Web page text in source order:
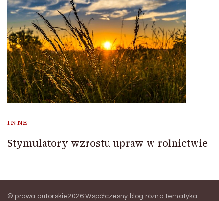
INNE
Stymulatory wzrostu upraw w rolnictwie
© prawa autorskie2026Współczesny blog rózna tematyka .